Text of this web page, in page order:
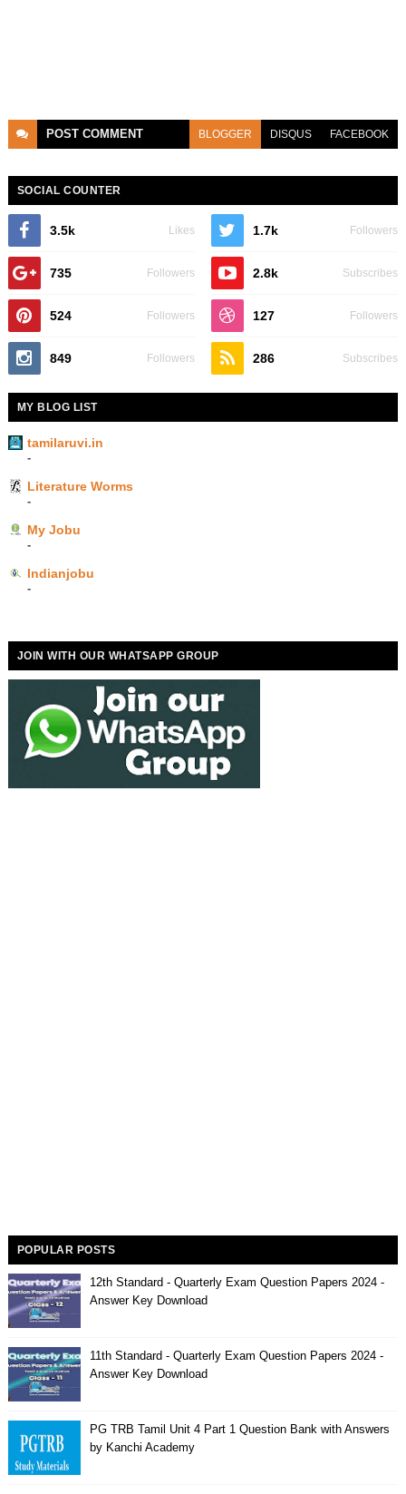
POST COMMENT BLOGGER DISQUS FACEBOOK
SOCIAL COUNTER
3.5k Likes 1.7k Followers
735 Followers 2.8k Subscribes
524 Followers 127 Followers
849 Followers 286 Subscribes
MY BLOG LIST
tamilaruvi.in
-
Literature Worms
-
My Jobu
-
Indianjobu
-
JOIN WITH OUR WHATSAPP GROUP
POPULAR POSTS
12th Standard - Quarterly Exam Question Papers 2024 -
Answer Key Download
11th Standard - Quarterly Exam Question Papers 2024 -
Answer Key Download
PG TRB Tamil Unit 4 Part 1 Question Bank with Answers
by Kanchi Academy